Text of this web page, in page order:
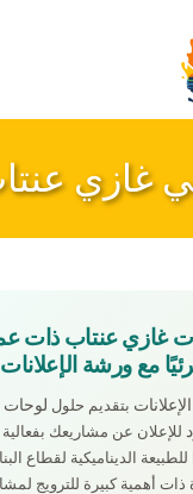
غازي
غازي عنتاب ذات
مع ورشة الإعلانات
بتقديم حلول لوحات
للإعلان عن مشاريعك بفعالية
الديناميكية لقطاع
ذات أهمية كبيرة للترويج